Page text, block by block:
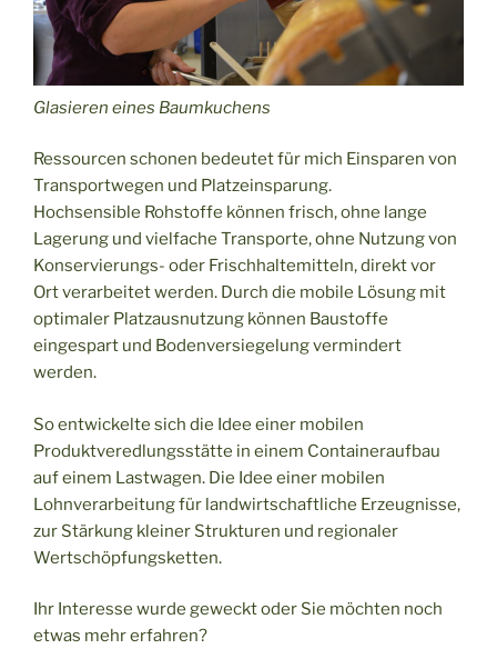
Glasieren eines Baumkuchens
Ressourcen schonen bedeutet für mich Einsparen von
Transportwegen und Platzeinsparung.
Hochsensible Rohstoffe können frisch, ohne lange
Lagerung und vielfache Transporte, ohne Nutzung von
Konservierungs- oder Frischhaltemitteln, direkt vor
Ort verarbeitet werden. Durch die mobile Lösung mit
optimaler Platzausnutzung können Baustoffe
eingespart und Bodenversiegelung vermindert
werden.
So entwickelte sich die Idee einer mobilen
Produktveredlungsstätte in einem Containeraufbau
auf einem Lastwagen. Die Idee einer mobilen
Lohnverarbeitung für landwirtschaftliche Erzeugnisse,
zur Stärkung kleiner Strukturen und regionaler
Wertschöpfungsketten.
Ihr Interesse wurde geweckt oder Sie möchten noch
etwas mehr erfahren?